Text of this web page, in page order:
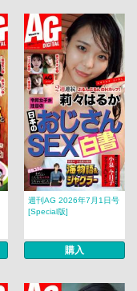
週刊AG 2026年7月1日号
[Special版]
購入